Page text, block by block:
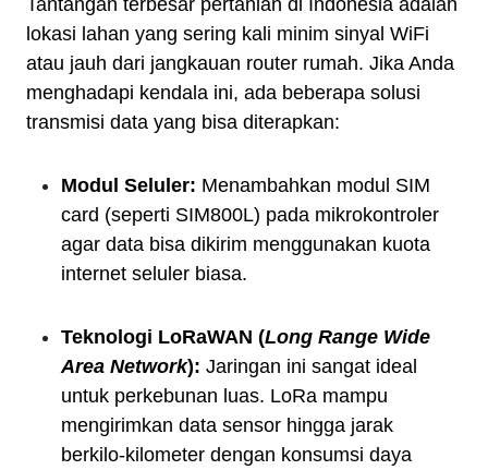
lokasi lahan yang sering kali minim sinyal WiFi
atau jauh dari jangkauan router rumah. Jika Anda
menghadapi kendala ini, ada beberapa solusi
transmisi data yang bisa diterapkan:
Modul Seluler: Menambahkan modul SIM
card (seperti SIM800L) pada mikrokontroler
agar data bisa dikirim menggunakan kuota
internet seluler biasa.
Teknologi LoRaWAN (Long Range Wide
Area Network): Jaringan ini sangat ideal
untuk perkebunan luas. LoRa mampu
mengirimkan data sensor hingga jarak
berkilo-kilometer dengan konsumsi daya